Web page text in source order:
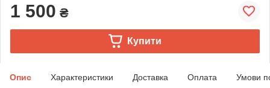
1 500 ₴
Купити
Опис Характеристики Доставка Оплата Умови